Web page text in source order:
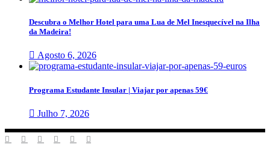
Descubra o Melhor Hotel para uma Lua de Mel Inesquecível na Ilha
da Madeira!
Agosto 6, 2026
Programa Estudante Insular | Viajar por apenas 59€
Julho 7, 2026